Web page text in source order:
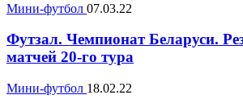
Мини-футбол 07.03.22
Футзал. Чемпионат Беларуси.
матчей 20-го тура
Мини-футбол 18.02.22